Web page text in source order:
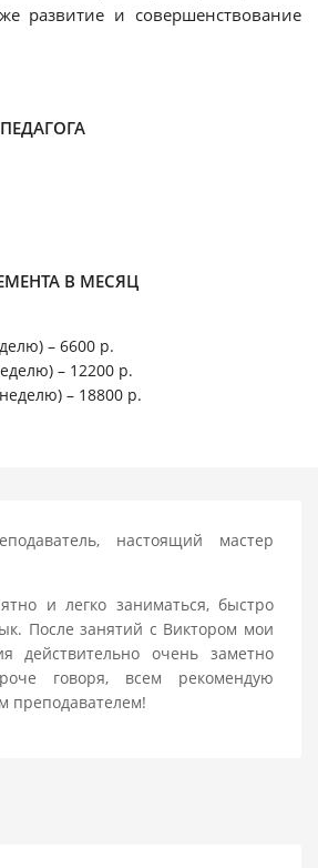
развитие и совершенствование
В МЕСЯЦ
– 6600 р.
– 12200 р.
– 18800 р.
настоящий мастер
и легко заниматься, быстро
После занятий с Виктором мои
действительно очень заметно
говоря, всем рекомендую
преподавателем!